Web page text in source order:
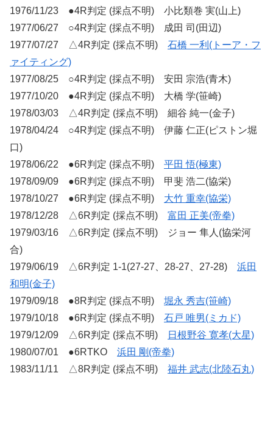
1976/11/23 ●4R判定 (採点不明) 小比類巻 実(山上)
1977/06/27 ○4R判定 (採点不明) 成田 司(田辺)
1977/07/27 △4R判定 (採点不明) 石橋 一利(トーア・フ
ァイティング)
1977/08/25 ○4R判定 (採点不明) 安田 宗浩(青木)
1977/10/20 ●4R判定 (採点不明) 大橋 学(笹崎)
1978/03/03 △4R判定 (採点不明) 細谷 純一(金子)
1978/04/24 ○4R判定 (採点不明) 伊藤 仁正(ピストン堀
口)
1978/06/22 ●6R判定 (採点不明) 平田 悟(極東)
1978/09/09 ●6R判定 (採点不明) 甲斐 浩二(協栄)
1978/10/27 ●6R判定 (採点不明) 大竹 重幸(協栄)
1978/12/28 △6R判定 (採点不明) 富田 正美(帝拳)
1979/03/16 △6R判定 (採点不明) ジョー 隼人(協栄河
合)
1979/06/19 △6R判定 1-1(27-27、28-27、27-28) 浜田
和明(金子)
1979/09/18 ●8R判定 (採点不明) 堀永 秀吉(笹崎)
1979/10/18 ●6R判定 (採点不明) 石戸 唯男(ミカド)
1979/12/09 △6R判定 (採点不明)
日根野谷 寛孝(大星)
1980/07/01 ●6RTKO 浜田 剛(帝拳)
1983/11/11 △8R判定 (採点不明) 福井 武志(北陸石丸)